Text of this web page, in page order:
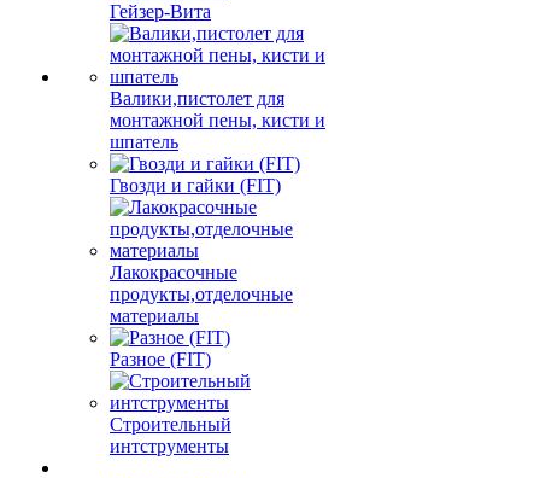
Гейзер-Вита
Валики,пистолет для
монтажной пены, кисти и
шпатель
Гвозди и гайки (FIT)
Лакокрасочные
продукты,отделочные
материалы
Разное (FIT)
Строительный
интструменты